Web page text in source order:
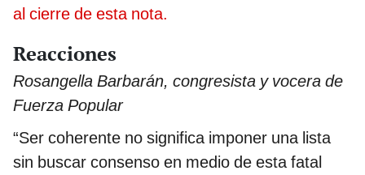
al cierre de esta nota.
Reacciones
Rosangella Barbarán, congresista y vocera de
Fuerza Popular
“Ser coherente no significa imponer una lista
sin buscar consenso en medio de esta fatal